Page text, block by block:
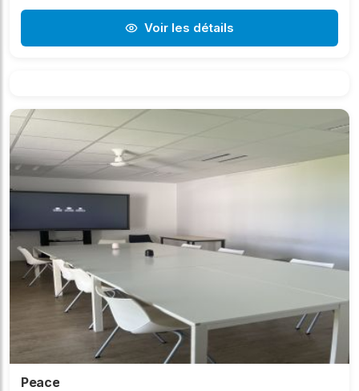
Voir les détails
Peace